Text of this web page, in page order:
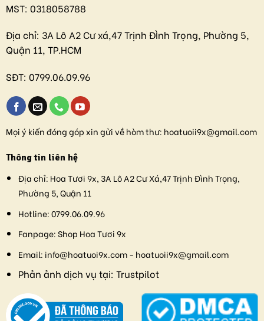
MST: 0318058788
Địa chỉ: 3A Lô A2 Cư xá,47 Trịnh ĐÌnh Trọng, Phường 5,
Quận 11, TP.HCM
SĐT: 0799.06.09.96
Mọi ý kiến đóng góp xin gửi về hòm thư: hoatuoii9x@gmail.com
Thông tin liên hệ
Địa chỉ: Hoa Tươi 9x, 3A Lô A2 Cư Xá,47 Trịnh Đình Trọng,
Phường 5, Quận 11
Hotline:0799.06.09.96
Fanpage:Shop Hoa Tươi 9x
Email: info@hoatuoi9x.com - hoatuoii9x@gmail.com
Phản ảnh dịch vụ tại: Trustpilot